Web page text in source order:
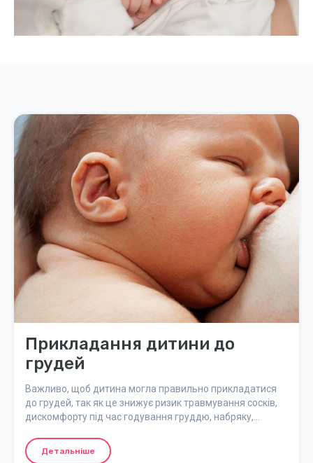
Прикладання дитини до
грудей
Важливо, щоб дитина могла правильно прикладатися
до грудей, так як це знижує ризик травмування сосків,
дискомфорту під час годування груддю, набряку,
ваги у дитини.
Детальніше